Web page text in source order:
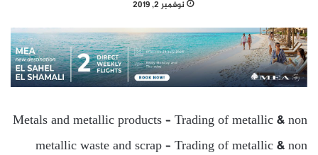
نوفمبر 2, 2019
Metals and metallic products – Trading of metallic & non
metallic waste and scrap – Trading of metallic & non